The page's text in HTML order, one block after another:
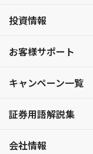
投資情報
お客様サポート
キャンペーン一覧
証券用語解説集
会社情報